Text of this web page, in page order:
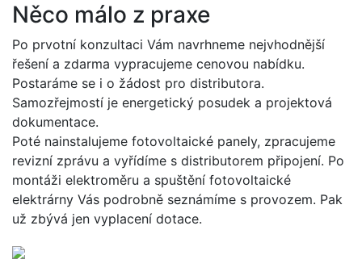
Něco málo z praxe
Po prvotní konzultaci Vám navrhneme nejvhodnější
řešení a zdarma vypracujeme cenovou nabídku.
Postaráme se i o žádost pro distributora.
Samozřejmostí je energetický posudek a projektová
dokumentace.
Poté nainstalujeme fotovoltaické panely, zpracujeme
revizní zprávu a vyřídíme s distributorem připojení. Po
montáži elektroměru a spuštění fotovoltaické
elektrárny Vás podrobně seznámíme s provozem. Pak
už zbývá jen vyplacení dotace.